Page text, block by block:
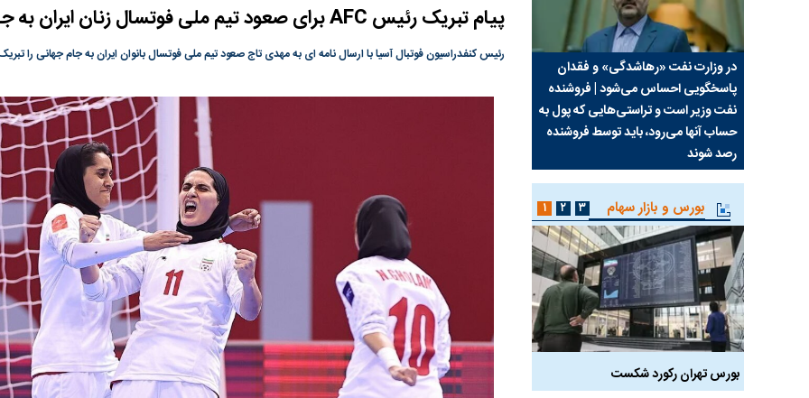
پیام تبریک رئیس AFC برای صعود تیم ملی فوتسال زنان ایران به جام جهانی
رئیس کنفدراسیون فوتبال آسیا با ارسال نامه ای به مهدی تاج صعود تیم ملی فوتسال بانوان ایران به جام جهانی را
در وزارت نفت «رهاشدگی» و فقدان
پاسخگویی احساس می‌شود | فروشنده
نفت وزیر است و تراستی‌هایی که پول به
حساب آنها می‌رود، باید توسط فروشنده
رصد شوند
چرا رویای آمریکایی سرنگونی رژیم و
مطالعه رفتار هیستریک صدا و سیما علیه
در وزارت نفت
نفت وزیر است و
حساب آنها
رصد شوند
بورس و بازار سهام
بورس تهران رکورد شکست سیگنال مثبت دیپلماسی به بورس پرواز ۱۰۰ هزار واحدی شاخص کل بورس بورس تهران
۱ ۲ ۳